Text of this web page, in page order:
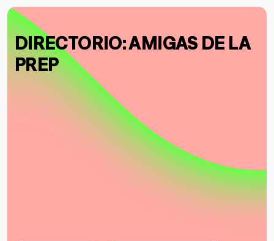
DIRECTORIO: AMIGAS DE LA
PREP